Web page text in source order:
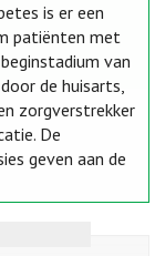
is er een
patiënten met
van
de huisarts,
zorgverstrekker
De
geven aan de